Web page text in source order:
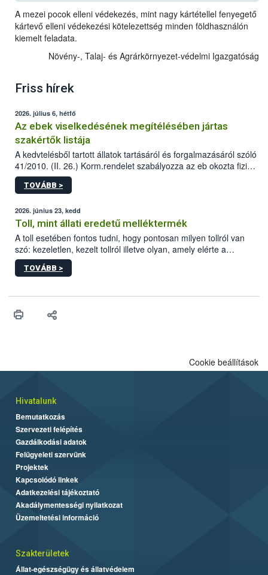
A mezei pocok elleni védekezés, mint nagy kártétellel fenyegető
kártevő elleni védekezési kötelezettség minden földhasználón
kiemelt feladata.
Növény-, Talaj- és Agrárkörnyezet-védelmi Igazgatóság
Friss hírek
2026. július 6, hétfő
Az ebek viselkedésének megítélésében jártas
szakértők listája
A kedvtelésből tartott állatok tartásáról és forgalmazásáról szóló
41/2010. (II. 26.) Korm.rendelet szabályozza az eb okozta fizikai
sérülés, illetve ennek veszélye keletkezésekor felmerülő
hatósági feladatokat, valamint a veszélyes eb tartását és annak
vonni az ebek viselkedésének megítélésében jártas szakértőt.
TOVÁBB >
2026. június 23, kedd
Toll, mint állati eredetű melléktermék
A toll esetében fontos tudni, hogy pontosan milyen tollról van
szó: kezeletlen, kezelt tollról illetve olyan, amely elérte a
„végpontját”.
TOVÁBB >
Cookie beállítások
Hivatalunk
Bemutatkozás
Szervezeti felépítés
Gazdálkodási adatok
Felügyeleti szervünk
Projektek
Kapcsolódó linkek
Adatkezelési tájékoztató
Akadálymentességi nyilatkozat
Üzemeltetési információ
Szakterületek
Állat-egészségügy és állatvédelem